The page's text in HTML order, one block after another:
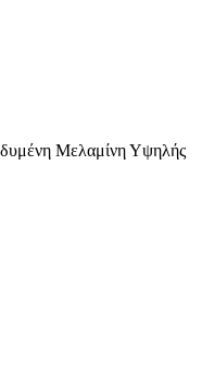
Μελαμίνη Υψηλής